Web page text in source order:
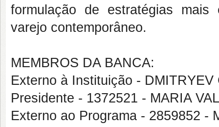
formulação de estratégias
varejo contemporâneo.
MEMBROS DA BANCA:
Externo à Instituição - DMITRYEV
Presidente - 1372521 - MARIA
Externo ao Programa - 2859852 -